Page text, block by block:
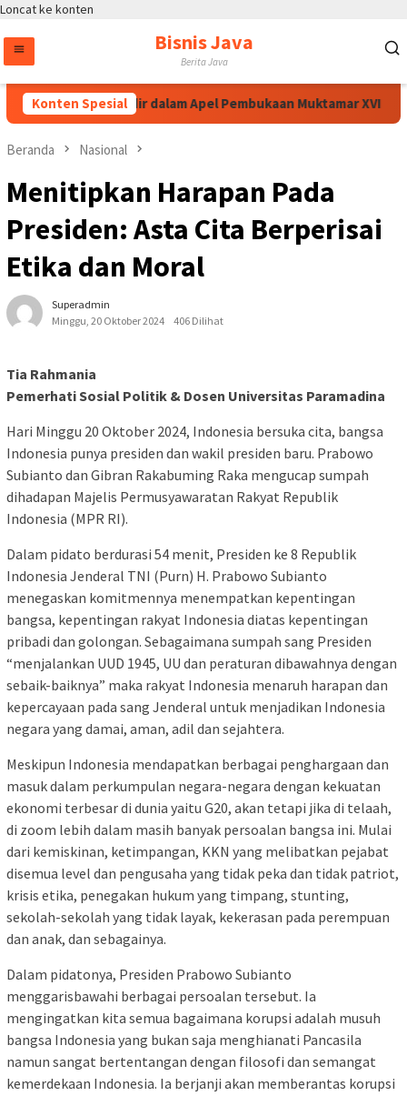
Loncat ke konten
Bisnis Java
Berita Java
Konten Spesial
Prabowo Hadir dalam Apel Pembukaan Muktamar XVI Tapak
Beranda Nasional
Menitipkan Harapan Pada
Presiden: Asta Cita Berperisai
Etika dan Moral
Superadmin
Minggu, 20 Oktober 2024
406 Dilihat
Tia Rahmania
Pemerhati Sosial Politik & Dosen Universitas Paramadina
Hari Minggu 20 Oktober 2024, Indonesia bersuka cita, bangsa
Indonesia punya presiden dan wakil presiden baru. Prabowo
Subianto dan Gibran Rakabuming Raka mengucap sumpah
dihadapan Majelis Permusyawaratan Rakyat Republik
Indonesia (MPR RI).
Dalam pidato berdurasi 54 menit, Presiden ke 8 Republik
Indonesia Jenderal TNI (Purn) H. Prabowo Subianto
menegaskan komitmennya menempatkan kepentingan
bangsa, kepentingan rakyat Indonesia diatas kepentingan
pribadi dan golongan. Sebagaimana sumpah sang Presiden
“menjalankan UUD 1945, UU dan peraturan dibawahnya dengan
sebaik-baiknya” maka rakyat Indonesia menaruh harapan dan
kepercayaan pada sang Jenderal untuk menjadikan Indonesia
negara yang damai, aman, adil dan sejahtera.
Meskipun Indonesia mendapatkan berbagai penghargaan dan
masuk dalam perkumpulan negara-negara dengan kekuatan
ekonomi terbesar di dunia yaitu G20, akan tetapi jika di telaah,
di zoom lebih dalam masih banyak persoalan bangsa ini. Mulai
dari kemiskinan, ketimpangan, KKN yang melibatkan pejabat
disemua level dan pengusaha yang tidak peka dan tidak patriot,
krisis etika, penegakan hukum yang timpang, stunting,
sekolah-sekolah yang tidak layak, kekerasan pada perempuan
dan anak, dan sebagainya.
Dalam pidatonya, Presiden Prabowo Subianto
menggarisbawahi berbagai persoalan tersebut. Ia
mengingatkan kita semua bagaimana korupsi adalah musuh
bangsa Indonesia yang bukan saja menghianati Pancasila
namun sangat bertentangan dengan filosofi dan semangat
kemerdekaan Indonesia. Ia berjanji akan memberantas korupsi